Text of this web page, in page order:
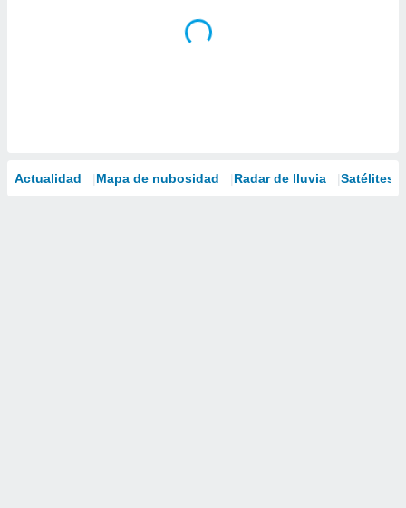
Actualidad Mapa de nubosidad Radar de lluvia Satélites